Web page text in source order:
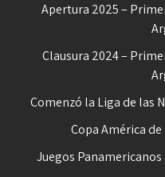
Apertura 2025 –
Clausura 2024 –
Comenzó la Liga de las
Copa América
Juegos